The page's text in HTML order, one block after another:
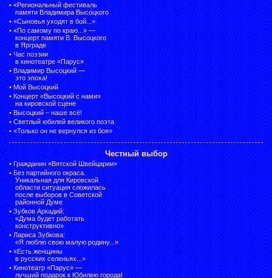
• «Региональный фестиваль
памяти Владимира Высоцкого
• «Сыновья уходят в бой...»
• «По самому по краю...» —
концерт памяти В. Высоцкого
в Ярграде
• Час поэзии
в кинотеатре «Парус»
• Владимир Высоцкий —
это эпоха!
• Мой Высоцкий
• Концерт «Высоцкий с нами»
на кировской сцене
• Высоцкий – наше всё!
• Светлый юбилей великого поэта
• «Только он не вернулся из боя»
Честный выбор
• Гражданин «Вятской Швейцарии»
• Без партийного окраса.
Уникальная для Кировской
области ситуация сложилась
после выборов в Советской
районной Думе
• Зубков Аркадий:
«Дума будет работать
конструктивно»
• Лариса Зубкова:
«Я люблю свою малую родину...»
• «Есть женщины
в русских селеньях...»
• Кинотеатр «Парус» —
лучший подарок к Юбилею города!